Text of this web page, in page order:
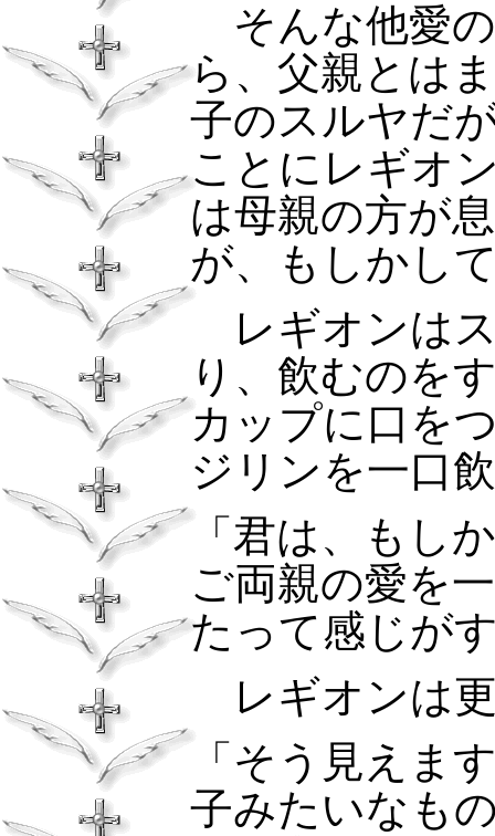
そんな他愛
ら、父親とは
子のスルヤだ
ことにレギオ
は母親の方が
が、もしかし
レギオンは
り、飲むのを
カップに口を
ジリンを一口
「君は、も
ご両親の愛を
たって感じが
レギオンは
「そう見え
子みたいなも